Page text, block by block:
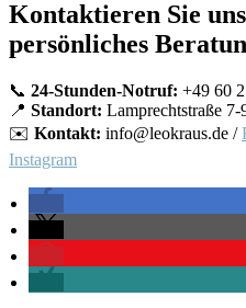
Kontaktieren Sie
persönliches
📞 24-Stunden-Notruf: +49 60
📍 Standort: Lamprechtstraße
✉️ Kontakt: info@leokraus.de /
Instagram